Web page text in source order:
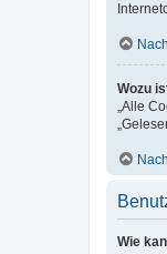
Wozu
„Alle
Wie